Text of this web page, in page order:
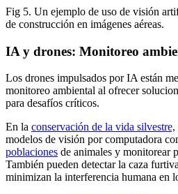
Fig 5. Un ejemplo de uso de visión
de construcción en imágenes aéreas.
IA y drones: Monitoreo
Los drones impulsados por IA están
monitoreo ambiental al ofrecer
para desafíos críticos.
En la conservación de la vida silvestre,
modelos de visión por computadora
poblaciones de animales y monitorear
También pueden detectar la caza
minimizan la interferencia humana en